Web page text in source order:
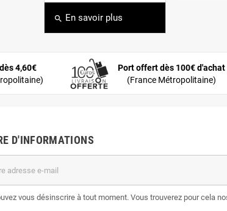
search En savoir plus
4,60€
Port offert dès 100€ d'achat
(France Métropolitaine)
D'INFORMATIONS
vous désinscrire à tout moment. Vous trouverez pour cela